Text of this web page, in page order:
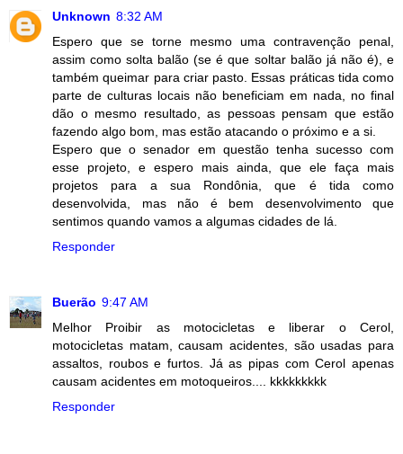
Unknown 8:32 AM
Espero que se torne mesmo uma contravenção penal,
assim como solta balão (se é que soltar balão já não é), e
também queimar para criar pasto. Essas práticas tida como
parte de culturas locais não beneficiam em nada, no final
dão o mesmo resultado, as pessoas pensam que estão
fazendo algo bom, mas estão atacando o próximo e a si.
Espero que o senador em questão tenha sucesso com
esse projeto, e espero mais ainda, que ele faça mais
projetos para a sua Rondônia, que é tida como
desenvolvida, mas não é bem desenvolvimento que
sentimos quando vamos a algumas cidades de lá.
Responder
Buerão 9:47 AM
Melhor Proibir as motocicletas e liberar o Cerol,
motocicletas matam, causam acidentes, são usadas para
assaltos, roubos e furtos. Já as pipas com Cerol apenas
causam acidentes em motoqueiros.... kkkkkkkkk
Responder